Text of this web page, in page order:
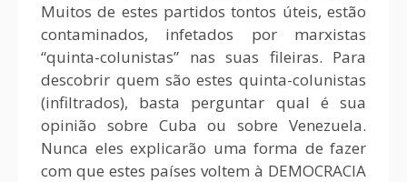
Muitos de estes partidos tontos úteis, estão
contaminados, infetados por marxistas
“quinta-colunistas” nas suas fileiras. Para
descobrir quem são estes quinta-colunistas
(infiltrados), basta perguntar qual é sua
opinião sobre Cuba ou sobre Venezuela.
Nunca eles explicarão uma forma de fazer
com que estes países voltem à DEMOCRACIA